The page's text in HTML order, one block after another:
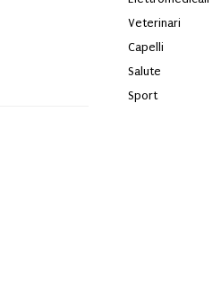
Veterinari
Capelli
Salute
Sport